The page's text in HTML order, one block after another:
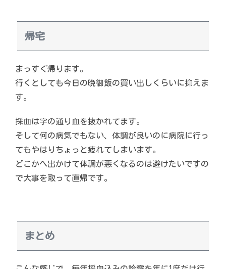
帰宅
まっすぐ帰ります。
行くとしても今日の晩御飯の買い出しくらいに抑えま
す。
採血は字の通り血を抜かれてます。
そして何の病気でもない、体調が良いのに病院に行っ
てもやはりちょっと疲れてしまいます。
どこかへ出かけて体調が悪くなるのは避けたいですの
で大事を取って直帰です。
まとめ